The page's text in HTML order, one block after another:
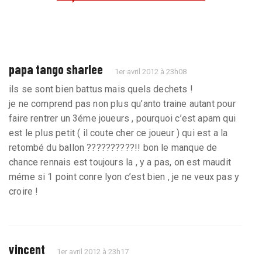
papa tango sharlee 1er avril 2012 à 23h08
ils se sont bien battus mais quels dechets !
je ne comprend pas non plus qu’anto traine autant pour
faire rentrer un 3éme joueurs , pourquoi c’est apam qui
est le plus petit ( il coute cher ce joueur ) qui est a la
retombé du ballon ??????????!! bon le manque de
chance rennais est toujours la , y a pas, on est maudit
méme si 1 point conre lyon c’est bien , je ne veux pas y
croire !
vincent 1er avril 2012 à 23h17